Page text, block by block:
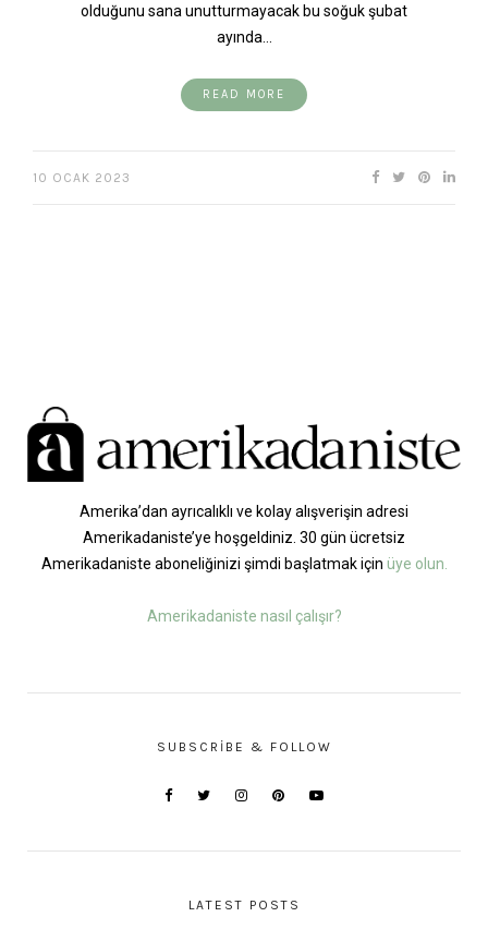
olduğunu sana unutturmayacak bu soğuk şubat
ayında…
READ MORE
10 OCAK 2023
Amerika’dan ayrıcalıklı ve kolay alışverişin adresi
Amerikadaniste’ye hoşgeldiniz. 30 gün ücretsiz
Amerikadaniste aboneliğinizi şimdi başlatmak için üye olun.
Amerikadaniste nasıl çalışır?
SUBSCRIBE & FOLLOW
LATEST POSTS